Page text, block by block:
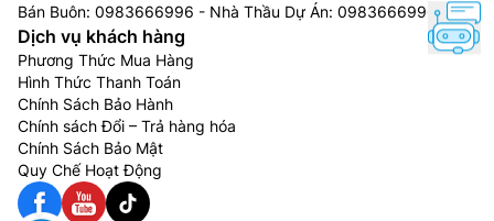
Bán Buôn: 0983666996 - Nhà Thầu Dự Án: 0983666996
Dịch vụ khách hàng
Phương Thức Mua Hàng
Hình Thức Thanh Toán
Chính Sách Bảo Hành
Chính sách Đổi – Trả hàng hóa
Chính Sách Bảo Mật
Quy Chế Hoạt Động